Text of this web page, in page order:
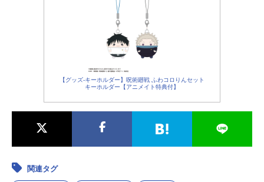
【グッズ-キーホルダー】呪術廻戦 ふわコロりんセット
キーホルダー【アニメイト特典付】
関連タグ